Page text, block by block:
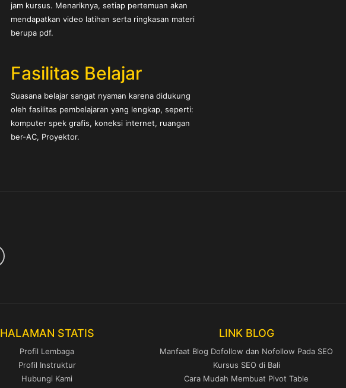
jam kursus. Menariknya, setiap pertemuan akan
mendapatkan video latihan serta ringkasan materi
berupa pdf.
Fasilitas Belajar
Suasana belajar sangat nyaman karena didukung
oleh fasilitas pembelajaran yang lengkap, seperti:
komputer spek grafis, koneksi internet, ruangan
ber-AC, Proyektor.
HALAMAN STATIS
Profil Lembaga
Profil Instruktur
Hubungi Kami
LINK BLOG
Manfaat Blog Dofollow dan Nofollow Pada SEO
Kursus SEO di Bali
Cara Mudah Membuat Pivot Table